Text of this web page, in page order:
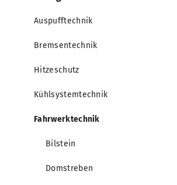
Auspufftechnik
Bremsentechnik
Hitzeschutz
Kühlsystemtechnik
Fahrwerktechnik
Bilstein
Domstreben